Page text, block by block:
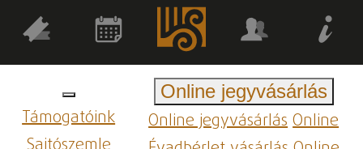
Támogatóink
Online jegyvásárlás
Online jegyvásárlásOnline